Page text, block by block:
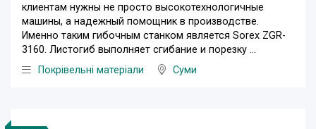
клиентам нужны не просто высокотехнологичные
машины, а надежный помощник в производстве.
Именно таким гибочным станком является Sorex ZGR-
3160. Листогиб выполняет сгибание и порезку ...
Покрівельні матеріали
Суми